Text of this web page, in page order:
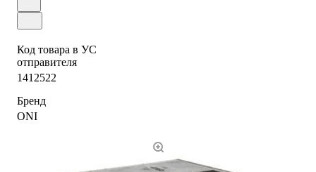
Код товара в УС
отправителя
1412522
Бренд
ONI